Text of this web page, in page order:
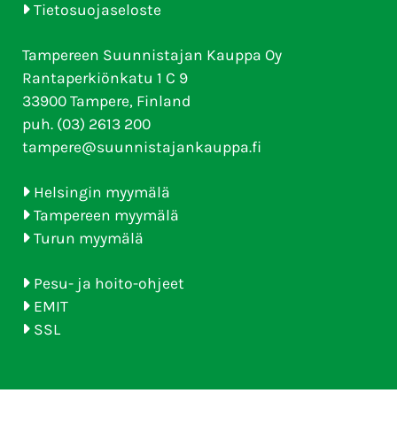
Tietosuojaseloste
Tampereen Suunnistajan Kauppa Oy
Rantaperkiönkatu 1 C 9
33900 Tampere, Finland
puh. (03) 2613 200
tampere@suunnistajankauppa.fi
Helsingin myymälä
Tampereen myymälä
Turun myymälä
Pesu- ja hoito-ohjeet
EMIT
SSL